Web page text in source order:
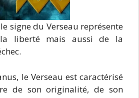
signe du Verseau représente
liberté mais aussi de la
le Verseau est caractérisé
de son originalité, de son